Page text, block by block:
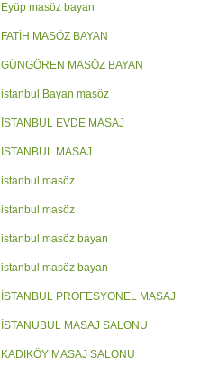
Eyüp masöz bayan
FATİH MASÖZ BAYAN
GÜNGÖREN MASÖZ BAYAN
istanbul Bayan masöz
İSTANBUL EVDE MASAJ
İSTANBUL MASAJ
istanbul masöz
istanbul masöz
istanbul masöz bayan
istanbul masöz bayan
İSTANBUL PROFESYONEL MASAJ
İSTANUBUL MASAJ SALONU
KADIKÖY MASAJ SALONU